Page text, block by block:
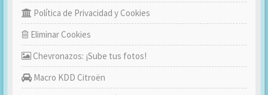
Política de Privacidad y Cookies
Eliminar Cookies
Chevronazos: ¡Sube tus fotos!
Macro KDD Citroën